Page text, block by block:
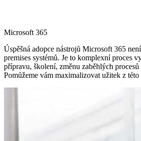
Microsoft 365
Úspěšná adopce nástrojů Microsoft 365
premises systémů. Je to komplexní proces
přípravu, školení, změnu zaběhlých procesů
Pomůžeme vám maximalizovat užitek z